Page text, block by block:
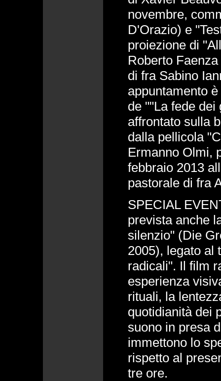
novembre,
D'Orazio) e
proiezione di
Roberto
di fra Sabino
appuntamento
de ""La fede
affrontato sulla
dalla pellicola
Ermanno Olmi,
febbraio 2013
pastorale di fra
SPECIAL
prevista anche
silenzio" (Die
2005), legato al
radicali". Il film
esperienza
rituali, la
quotidianità dei
suono in presa
immettono lo
rispetto al
tre ore.